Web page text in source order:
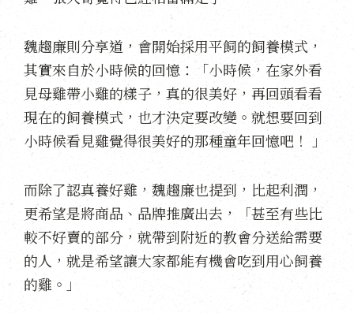
魏趨廉則分享道，會開始採用平飼的飼養模式，
其實來自於小時候的回憶：「小時候，在家外看
見母雞帶小雞的樣子，真的很美好，再回頭看看
現在的飼養模式，也才決定要改變。就想要回到
小時候看見雞覺得很美好的那種童年回憶吧！ 」
而除了認真養好雞，魏趨廉也提到，比起利潤，
更希望是將商品、品牌推廣出去，「甚至有些比
較不好賣的部分，就帶到附近的教會分送給需要
的人，就是希望讓大家都能有機會吃到用心飼養
的雞。」